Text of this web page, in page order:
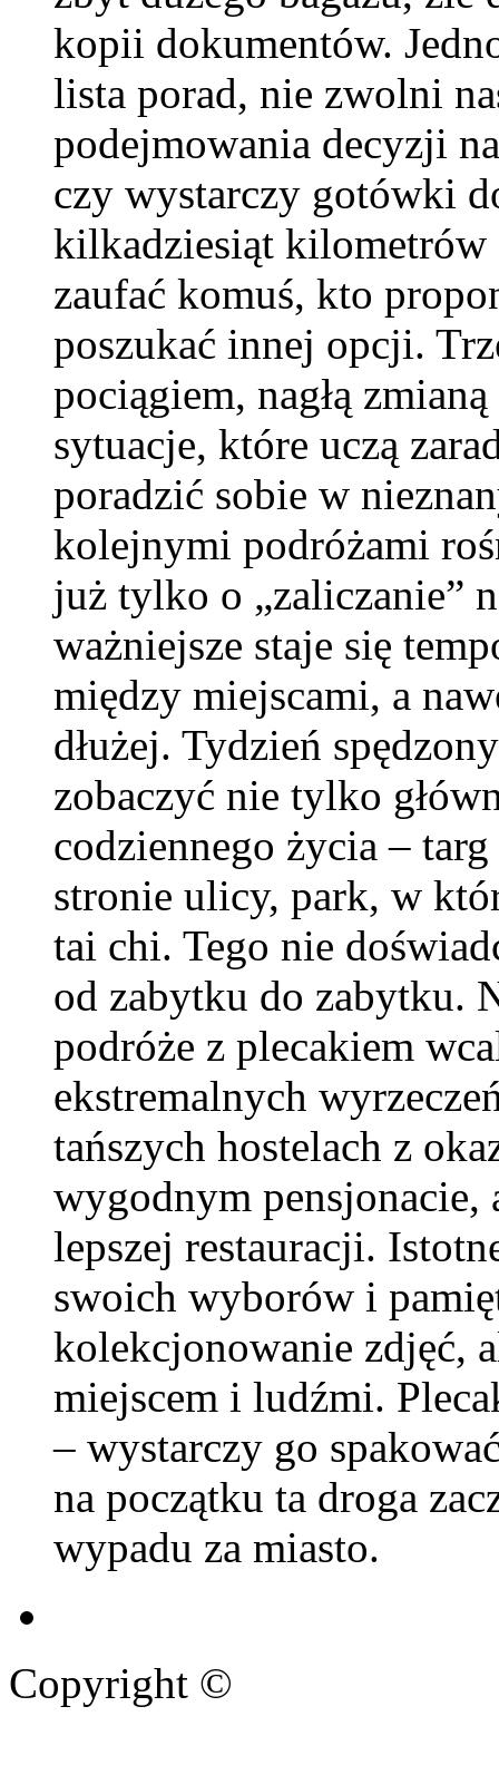
kopii dokumentów.
lista porad, nie zwolni
podejmowania decyzji
czy wystarczy gotówki
kilkadziesiąt kilometrów
zaufać komuś, kto
poszukać innej opcji.
pociągiem, nagłą
sytuacje, które uczą
poradzić sobie w
kolejnymi podróżami
już tylko o „zaliczanie”
ważniejsze staje się
między miejscami, a
dłużej. Tydzień
zobaczyć nie tylko
codziennego życia –
stronie ulicy, park, w
tai chi. Tego nie
od zabytku do zabytku.
podróże z plecakiem
ekstremalnych
tańszych hostelach z
wygodnym pensjonacie,
lepszej restauracji.
swoich wyborów i
kolekcjonowanie zdjęć,
miejscem i ludźmi.
– wystarczy go
na początku ta droga
wypadu za miasto.
Copyright ©